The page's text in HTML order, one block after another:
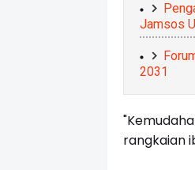
Jamsos
2031
rangkaian